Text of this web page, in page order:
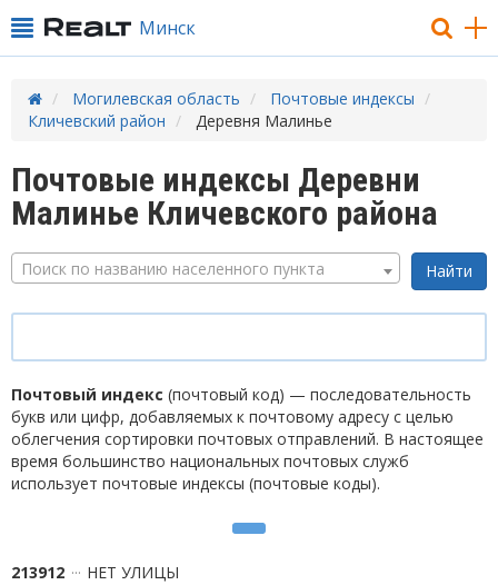
Минск
Могилевская область
Почтовые индексы
Кличевский район
Деревня Малинье
Почтовые индексы Деревни
Малинье Кличевского района
Поиск по названию населенного пункта
Почтовый индекс (почтовый код) — последовательность
букв или цифр, добавляемых к почтовому адресу с целью
облегчения сортировки почтовых отправлений. В настоящее
время большинство национальных почтовых служб
использует почтовые индексы (почтовые коды).
213912 НЕТ УЛИЦЫ